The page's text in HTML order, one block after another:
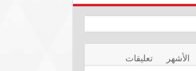
الأشهر
تعليقات